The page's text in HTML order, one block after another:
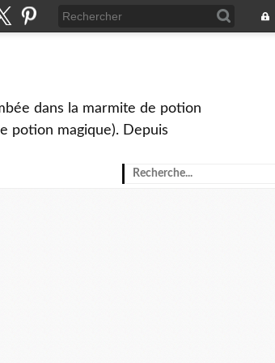
dans la marmite de potion
potion magique). Depuis